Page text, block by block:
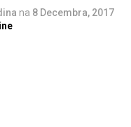
na 8 Decembra, 2017